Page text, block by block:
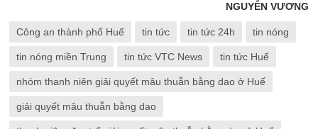
NGUYỄN VƯƠNG
Công an thành phố Huế tin tức tin tức 24h tin nóng
tin nóng miền Trung tin tức VTC News tin tức Huế
nhóm thanh niên giải quyết mâu thuẫn bằng dao ở Huế
giải quyết mâu thuẫn bằng dao